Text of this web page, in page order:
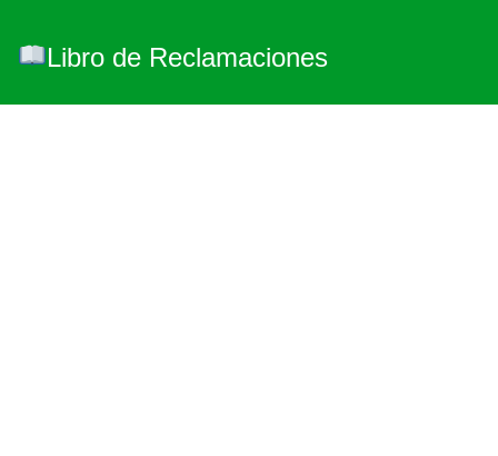
Libro de Reclamaciones